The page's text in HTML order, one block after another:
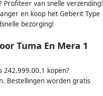
Profiteer van snelle verzending!
en koop het Geberit Type
bezorging!
Tuma En Mera 1
242.999.00.1 kopen?
Bestellingen worden gratis